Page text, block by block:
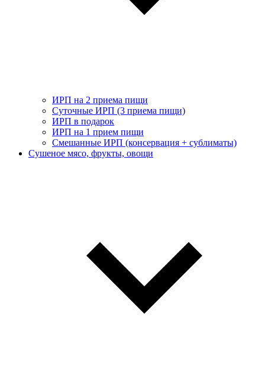
ИРП на 2 приема пищи
Суточные ИРП (3 приема пищи)
ИРП в подарок
ИРП на 1 прием пищи
Смешанные ИРП (консервация + сублиматы)
Сушеное мясо, фрукты, овощи